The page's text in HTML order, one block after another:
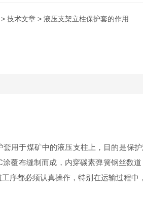
> 技术文章 > 液压支架立柱保护套的作用
套用于煤矿中的液压支柱上，目的是保
涂覆布缝制而成，内穿碳素弹簧钢丝数
序都必须认真操作，特别在运输过程